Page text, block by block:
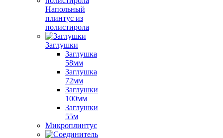
Напольный
плинтус из
полистирола
Заглушки
Заглушка
58мм
Заглушка
72мм
Заглушки
100мм
Заглушки
55м
Микроплинтус